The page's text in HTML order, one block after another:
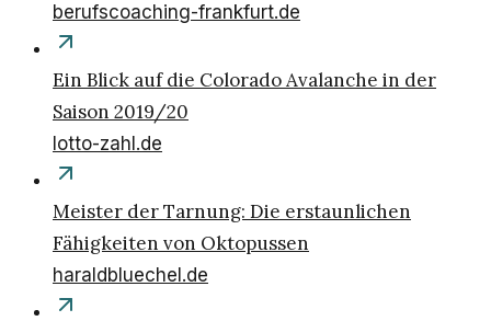
berufscoaching-frankfurt.de
Ein Blick auf die Colorado Avalanche in der
Saison 2019/20
lotto-zahl.de
Meister der Tarnung: Die erstaunlichen
Fähigkeiten von Oktopussen
haraldbluechel.de